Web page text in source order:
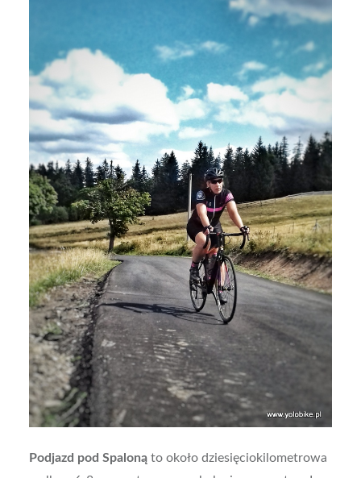
Podjazd pod Spalonąto około dziesięciokilometrowa